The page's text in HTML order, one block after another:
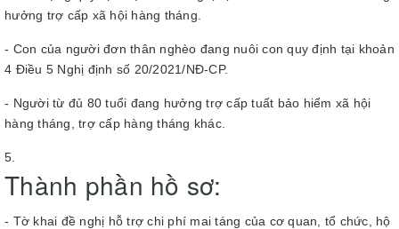
hưởng trợ cấp xã hội hàng tháng.
- Con của người đơn thân nghèo đang nuôi con quy định tại khoản
4 Điều 5 Nghị định số 20/2021/NĐ-CP.
- Người từ đủ 80 tuổi đang hưởng trợ cấp tuất bảo hiểm xã hội
hàng tháng, trợ cấp hàng tháng khác.
Thành phần hồ sơ:
- Tờ khai đề nghị hỗ trợ chi phí mai táng của cơ quan, tổ chức, hộ